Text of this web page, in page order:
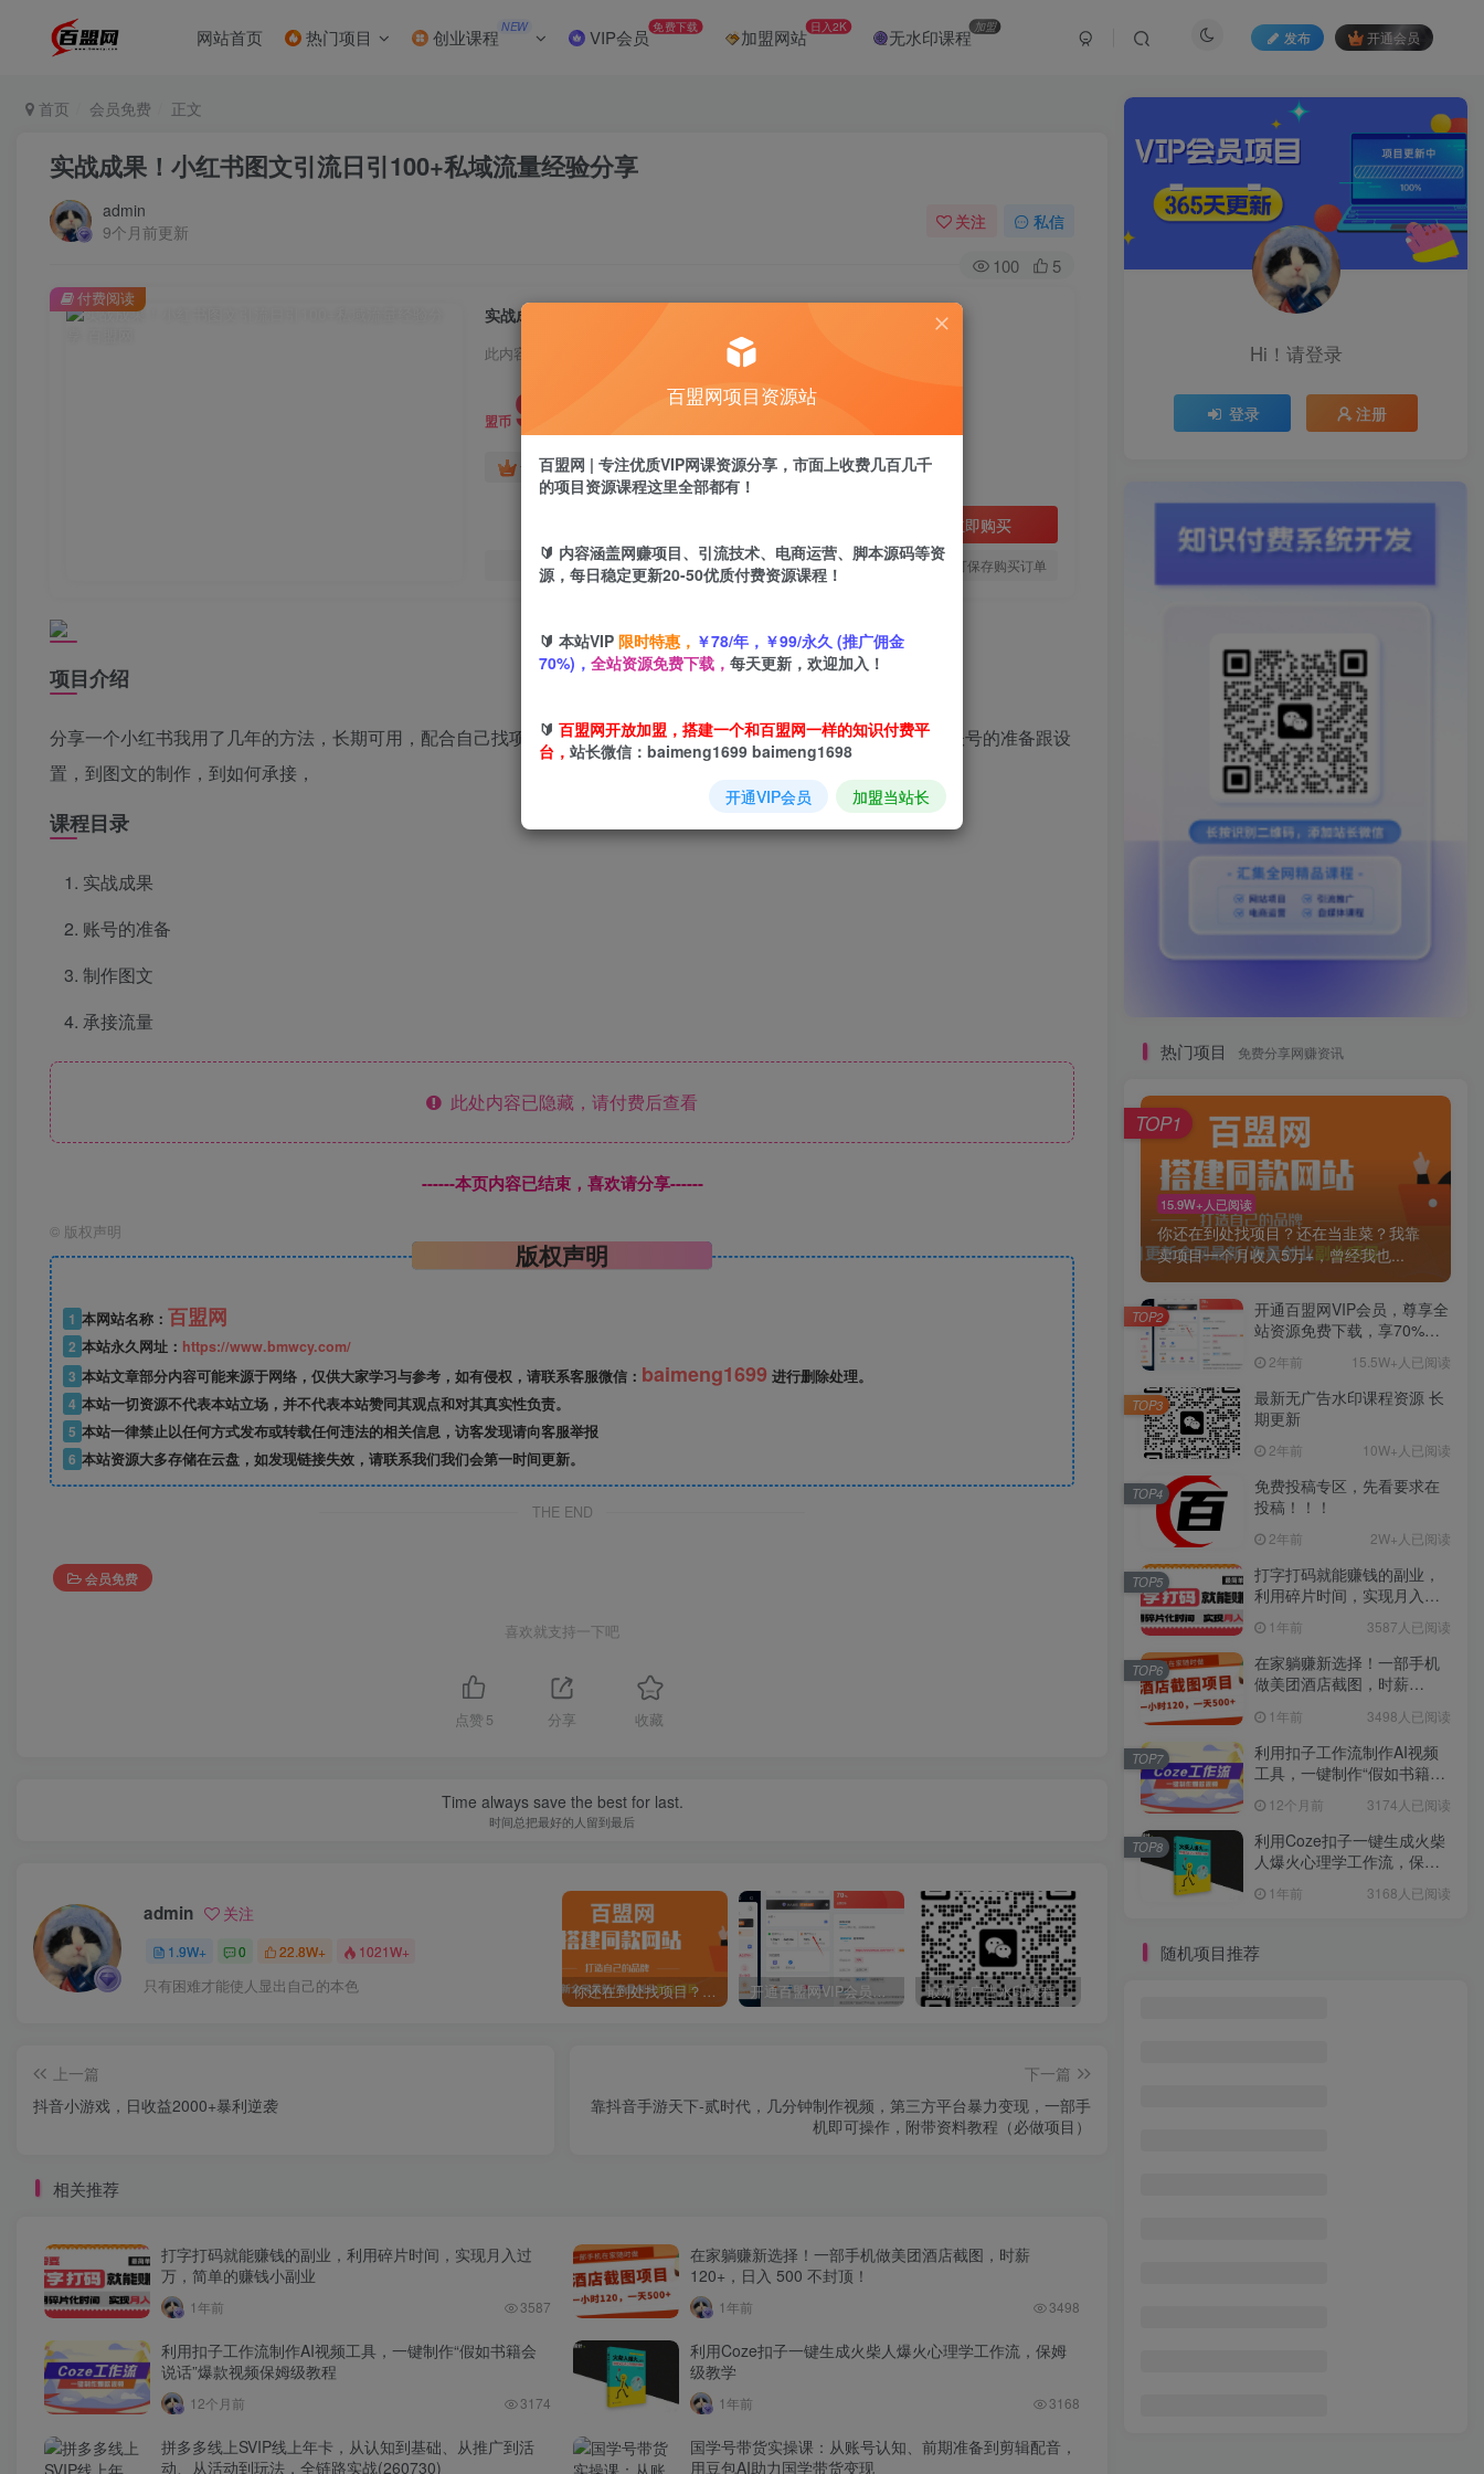
网站首页 热门项目 创业课程 NEW VIP会员 免费下载 加盟网站 日入2K 无水印课程 加盟
发布 开通会员
首页 会员免费 正文
实战成果！小红书图文引流日引100+私域流量经验分享
admin
9个月前更新
关注 私信
100 5
实战成果！小红书图文引流日引100+私域流量经验分享
此内容为付费阅读，请付费后查看
盟币 9.9
黄金会员免费 超级会员免费
立即购买
您当前未登录！建议登陆后购买，可保存购买订单
付费阅读
项目介绍
分享一个小红书我用了几年的方法，长期可用，配合自己找项目，变现稳定日入2000+，很多朋友拿到满意的结果，账号的准备跟设
置，到图文的制作，到如何承接，
课程目录
实战成果
账号的准备
制作图文
承接流量
此处内容已隐藏，请付费后查看
------本页内容已结束，喜欢请分享------
© 版权声明
版权声明
1 本网站名称： 百盟网
2 本站永久网址： https://www.bmwcy.com/
3 本站文章部分内容可能来源于网络，仅供大家学习与参考，如有侵权，请联系客服微信： baimeng1699 进行删除处理。
4 本站一切资源不代表本站立场，并不代表本站赞同其观点和对其真实性负责。
5 本站一律禁止以任何方式发布或转载任何违法的相关信息，访客发现请向客服举报
6 本站资源大多存储在云盘，如发现链接失效，请联系我们我们会第一时间更新。
THE END
会员免费
喜欢就支持一下吧
点赞 5 分享 收藏
Time always save the best for last.
时间总把最好的人留到最后
admin 关注
1.9W+ 0 22.8W+ 1021W+
只有困难才能使人显出自己的本色 你还在到处找项目？还在当韭菜？我靠卖项目一个月收入5万+，曾经我也是个失败者。 最新无广告水印课程资源 长期更新
上一篇
抖音小游戏，日收益2000+暴利逆袭
下一篇
靠抖音手游天下-贰时代，几分钟制作视频，第三方平台暴力变现，一部手
机即可操作，附带资料教程（必做项目）
相关推荐
打字打码就能赚钱的副业，利用碎片时间，实现月入过
万，简单的赚钱小副业
1年前 3587
在家躺赚新选择！一部手机做美团酒店截图，时薪
120+，日入 500 不封顶！
1年前 3498
利用扣子工作流制作AI视频工具，一键制作“假如书籍会
说话”爆款视频保姆级教程
12个月前 3174
利用Coze扣子一键生成火柴人爆火心理学工作流，保姆
级教学
1年前 3168
拼多多线上SVIP线上年卡，从认知到基础、从推广到活
动、从活动到玩法，全链路实战(260730)
国学号带货实操课：从账号认知、前期准备到剪辑配音，
用豆包AI助力国学带货变现
Hi！请登录
登录 注册
热门项目 免费分享网赚资讯
15.9W+人已阅读
你还在到处找项目？还在当韭菜？我靠
卖项目一个月收入5万+，曾经我也...
TOP1
开通百盟网VIP会员，尊享全
站资源免费下载，享70%的
惠】2年前 15.5W+人已阅读
TOP2
最新无广告水印课程资源 长
期更新
2年前 10W+人已阅读
TOP3
免费投稿专区，先看要求在
投稿！！！
2年前 2W+人已阅读
TOP4
打字打码就能赚钱的副业，
利用碎片时间，实现月入过
1年前 3587人已阅读
TOP5
在家躺赚新选择！一部手机
做美团酒店截图，时薪
1年前 3498人已阅读
TOP6
利用扣子工作流制作AI视频
工具，一键制作“假如书籍会
12个月前 3174人已阅读
TOP7
利用Coze扣子一键生成火柴
人爆火心理学工作流，保姆
1年前 3168人已阅读
TOP8
随机项目推荐
百盟网项目资源站
百盟网 | 专注优质VIP网课资源分享，市面上收费几百几千
的项目资源课程这里全部都有！
🔰 内容涵盖网赚项目、引流技术、电商运营、脚本源码等资
源，每日稳定更新20-50优质付费资源课程！
🔰 本站VIP 限时特惠， ￥78/年，￥99/永久 (推广佣金
70%)， 全站资源免费下载， 每天更新，欢迎加入！
🔰 百盟网开放加盟，搭建一个和百盟网一样的知识付费平
台， 站长微信：baimeng1699 baimeng1698
开通VIP会员 加盟当站长